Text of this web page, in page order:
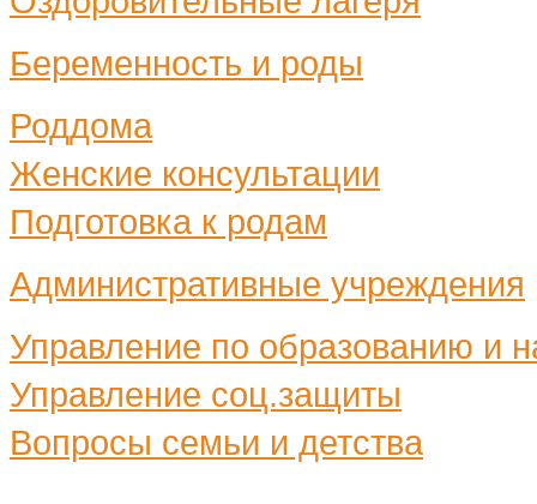
Беременность и роды
Роддома
Женские консультации
Подготовка к родам
Административные учреждения
Управление по образованию и
Управление соц.защиты
Вопросы семьи и детства